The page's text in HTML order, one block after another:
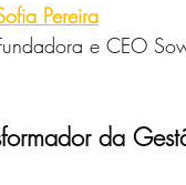
Pereira
e CEO
da